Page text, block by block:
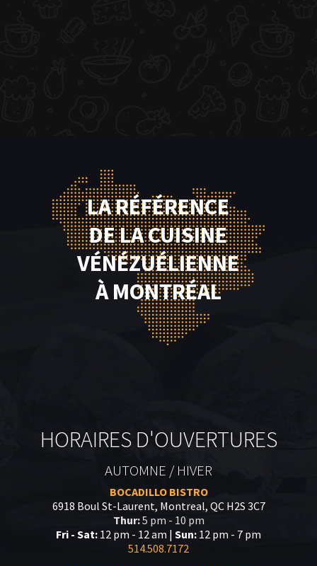
LA RÉFÉRENCE
DE LA CUISINE
VÉNÉZUÉLIENNE
À MONTRÉAL
HORAIRES D'OUVERTURES
AUTOMNE / HIVER
BOCADILLO BISTRO
6918 Boul St-Laurent, Montreal, QC H2S 3C7
Thur:5 pm - 10 pm
Fri - Sat: 12 pm - 12 am | Sun: 12 pm - 7 pm
514.508.7172